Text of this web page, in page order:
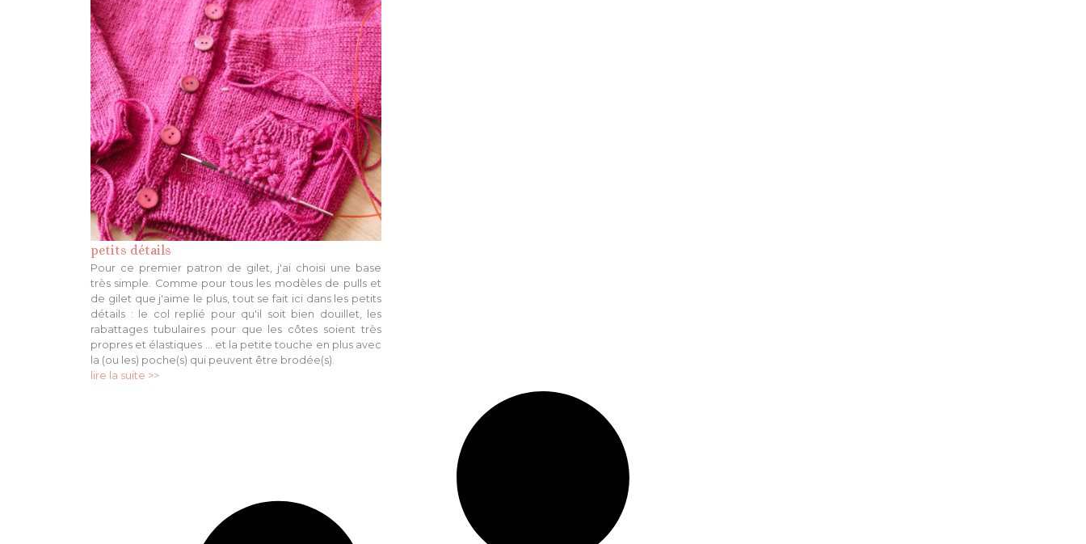
petits détails
Pour ce premier patron de gilet, j'ai choisi une base
très simple. Comme pour tous les modèles de pulls et
de gilet que j'aime le plus, tout se fait ici dans les petits
détails : le col replié pour qu'il soit bien douillet, les
rabattages tubulaires pour que les côtes soient très
propres et élastiques ... et la petite touche en plus avec
la (ou les) poche(s) qui peuvent être brodée(s).
lire la suite >>